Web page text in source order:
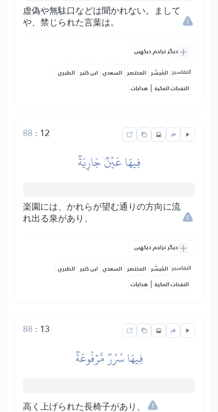
虚偽や無駄口などは聞かれない。まして
や、禁じられた言葉は。
دیگر تراجم دیکھیں
التفاسير: المُيسَّر المختصر السعدي ابن كثير الطبري
النفحات المكية | هدايات
12
:
88
فِيهَا عَيۡنٞ جَارِيَةٞ
楽園には、かれらが望む通りの方向に流
れ出る泉があり、
دیگر تراجم دیکھیں
التفاسير: المُيسَّر المختصر السعدي ابن كثير الطبري
النفحات المكية | هدايات
13
:
88
فِيهَا سُرُرٞ مَّرۡفُوعَةٞ
高く上げられた長椅子があり、